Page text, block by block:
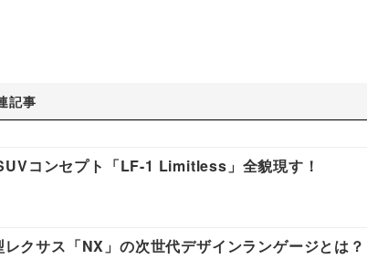
記事
コンセプト「LF-1 Limitless」全貌現す！
クサス「NX」の次世代デザインランゲージとは